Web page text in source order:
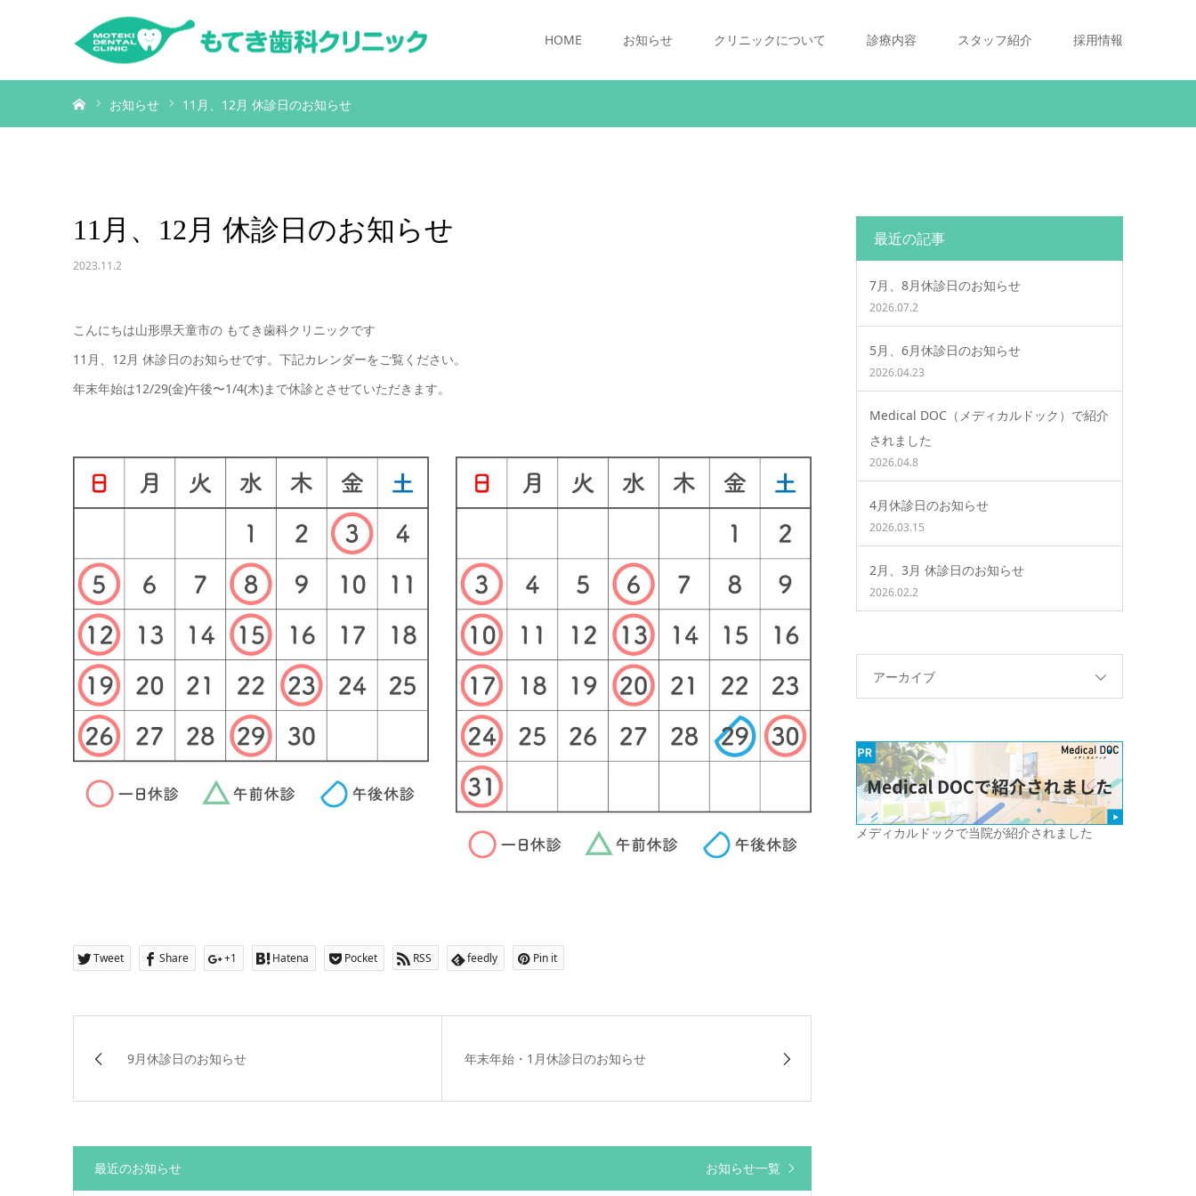
HOME お知らせ クリニックについて 診療内容 スタッフ紹介 採用情報
お知らせ 11月、12月 休診日のお知らせ
11月、12月 休診日のお知らせ
2023.11.2
こんにちは山形県天童市の もてき歯科クリニックです
11月、12月 休診日のお知らせです。下記カレンダーをご覧ください。
年末年始は12/29(金)午後〜1/4(木)まで休診とさせていただきます。
Tweet Share +1 Hatena Pocket RSS feedly Pin it
9月休診日のお知らせ 年末年始・1月休診日のお知らせ
最近のお知らせ お知らせ一覧
最近の記事
7月、8月休診日のお知らせ
2026.07.2
5月、6月休診日のお知らせ
2026.04.23
Medical DOC（メディカルドック）で紹介
されました
2026.04.8
4月休診日のお知らせ
2026.03.15
2月、3月 休診日のお知らせ
2026.02.2
アーカイブ
メディカルドックで当院が紹介されました